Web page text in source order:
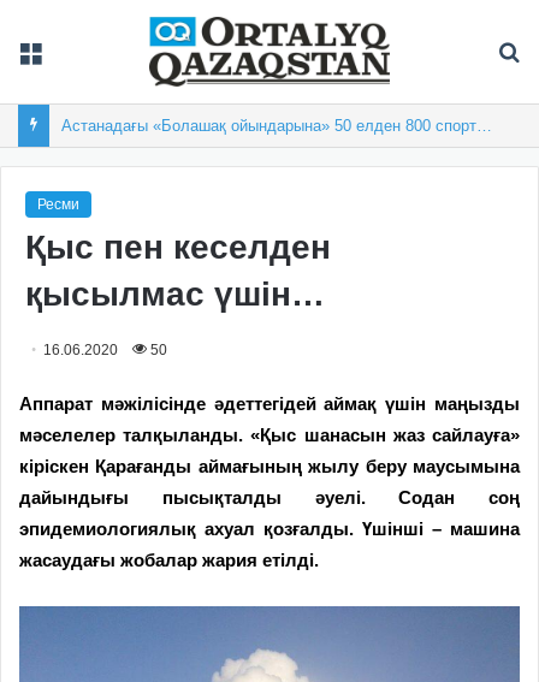
Ресми
Қыс пен кеселден
қысылмас үшін…
16.06.2020 50
Аппарат мәжілісінде әдеттегідей аймақ үшін маңызды
мәселелер талқыланды. «Қыс шанасын жаз сайлауға»
кіріскен Қарағанды аймағының жылу беру маусымына
дайындығы пысықталды әуелі. Содан соң
эпидемиологиялық ахуал қозғалды. Үшінші – машина
жасаудағы жобалар жария етілді.